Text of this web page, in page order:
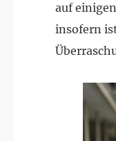
auf
insofern